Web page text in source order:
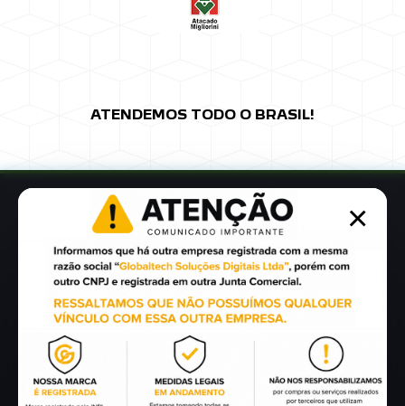
ATENDEMOS TODO O BRASIL!
×
ONDE ESTAMOS
Rua Saul Irineu Farina nº.22
Bosque Lucas Araújo
Passo Fundo - RS
Ver mapa de localização
FALE CONOSCO
(54) 98116.0798